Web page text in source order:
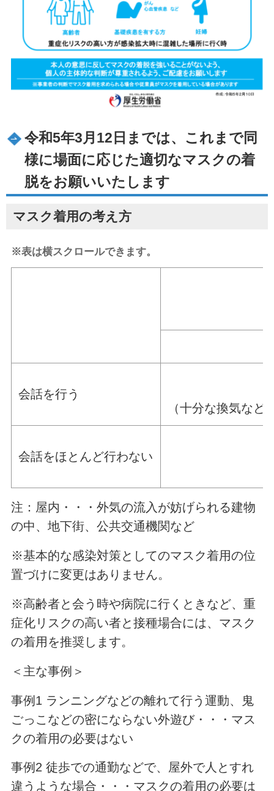
令和5年3月12日までは、これまで同
様に場面に応じた適切なマスクの着
脱をお願いいたします
マスク着用の考え方
※表は横スクロールできます。
会話を行う
（十分な換気な
会話をほとんど行わない
注：屋内・・・外気の流入が妨げられる建物
の中、地下街、公共交通機関など
※基本的な感染対策としてのマスク着用の位
置づけに変更はありません。
※高齢者と会う時や病院に行くときなど、重
症化リスクの高い者と接種場合には、マスク
の着用を推奨します。
＜主な事例＞
事例1 ランニングなどの離れて行う運動、鬼
ごっこなどの密にならない外遊び・・・マス
クの着用の必要はない
事例2 徒歩での通勤などで、屋外で人とすれ
違うような場合・・・マスクの着用の必要は